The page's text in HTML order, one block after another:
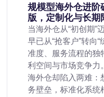
规模型海外仓进阶
版，定制化与长期
当海外仓从“初创期”
早已从“抢客户”转
准度、服务流程的独
利空间与市场竞争力
海外仓却陷入两难：
务壁垒，标准化系统